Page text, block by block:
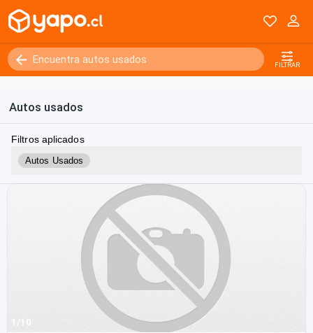
FILTRAR
Autos usados
Filtros aplicados
Autos Usados
1/10